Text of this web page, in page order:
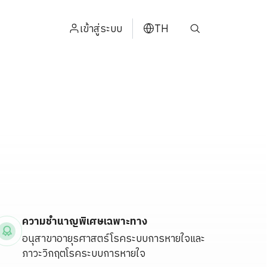
เข้าสู่ระบบ TH
ความชำนาญพิเศษเฉพาะทาง
อนุสาขาอายุรศาสตร์โรคระบบการหายใจและ
ภาวะวิกฤตโรคระบบการหายใจ